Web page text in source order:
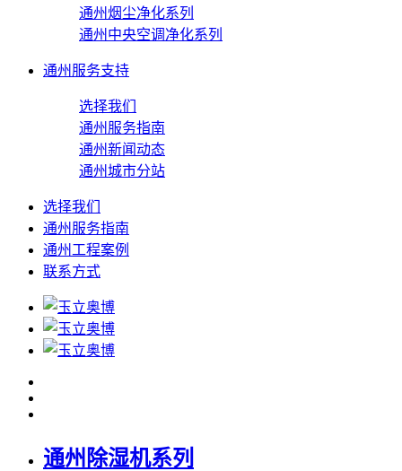
通州烟尘净化系列
通州中央空调净化系列
通州服务支持
选择我们
通州服务指南
通州新闻动态
通州城市分站
选择我们
通州服务指南
通州工程案例
联系方式
通州除湿机系列